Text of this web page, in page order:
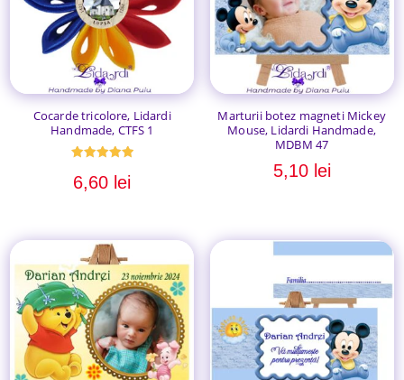
Cocarde tricolore, Lidardi
Handmade, CTFS 1
5.00
din 5
6,60 lei
Marturii botez magneti Mickey
Mouse, Lidardi Handmade,
MDBM 47
5,10 lei